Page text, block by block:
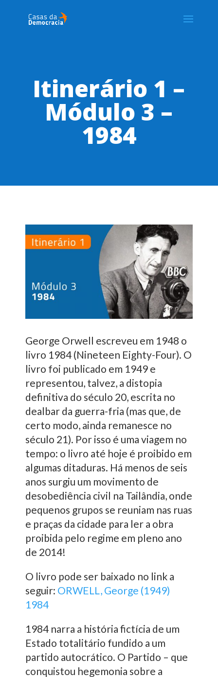
Itinerário 1 –
Módulo 3 –
1984
George Orwell escreveu em 1948 o
livro 1984 (Nineteen Eighty-Four). O
livro foi publicado em 1949 e
representou, talvez, a distopia
definitiva do século 20, escrita no
dealbar da guerra-fria (mas que, de
certo modo, ainda remanesce no
século 21). Por isso é uma viagem no
tempo: o livro até hoje é proibido em
algumas ditaduras. Há menos de seis
anos surgiu um movimento de
desobediência civil na Tailândia, onde
pequenos grupos se reuniam nas ruas
e praças da cidade para ler a obra
proibida pelo regime em pleno ano
de 2014!
O livro pode ser baixado no link a
seguir: ORWELL, George (1949)
1984
1984 narra a história fictícia de um
Estado totalitário fundido a um
partido autocrático. O Partido – que
conquistou hegemonia sobre a